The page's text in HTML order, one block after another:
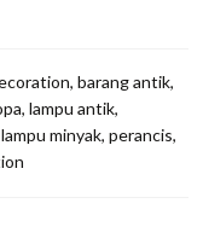
, barang antik,
, lampu antik,
lampu minyak, perancis,